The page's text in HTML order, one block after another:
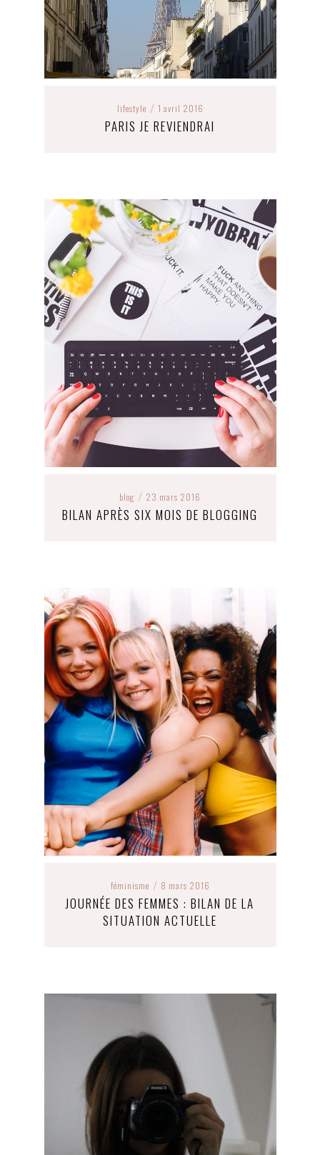
lifestyle / 1 avril 2016
PARIS JE REVIENDRAI
blog / 23 mars 2016
BILAN APRÈS SIX MOIS DE BLOGGING
féminisme / 8 mars 2016
JOURNÉE DES FEMMES : BILAN DE LA
SITUATION ACTUELLE